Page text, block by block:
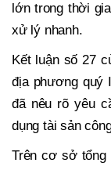
lớn trong thời
xử lý nhanh.
Kết luận số 27
địa phương quý
đã nêu rõ yêu
dụng tài sản
Trên cơ sở